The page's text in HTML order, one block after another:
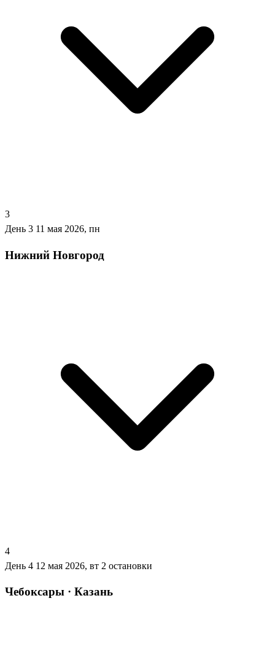
3
День 3 11 мая 2026, пн
Нижний Новгород
4
День 4 12 мая 2026, вт 2 остановки
Чебоксары · Казань